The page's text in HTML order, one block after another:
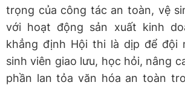
trọng của công tác an toàn, vệ
với hoạt động sản xuất kinh
khẳng định Hội thi là dịp để đội
sinh viên giao lưu, học hỏi, nâng
phần lan tỏa văn hóa an toàn